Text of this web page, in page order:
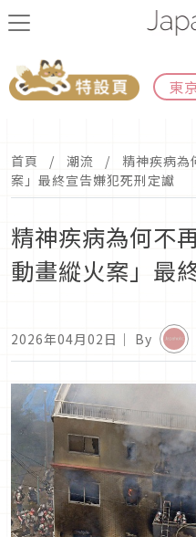
東
首頁 潮流
精神疾病為
案」最終宣告嫌犯死刑定讞
精神疾病為何不
動畫縱火案」最
2026年04月02日 ｜ By